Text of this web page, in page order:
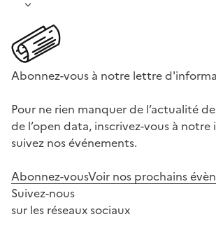
Abonnez-vous à notre lettre
Pour ne rien manquer de l’actualité
de l’open data, inscrivez-vous à
suivez nos événements.
Abonnez-vousVoir nos prochains
Suivez-nous
sur les réseaux sociaux